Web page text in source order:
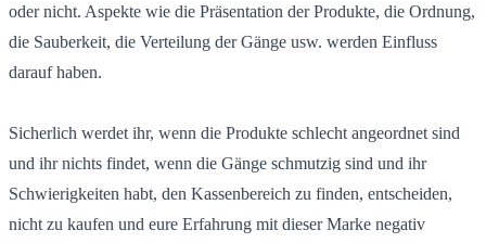
oder nicht. Aspekte wie die Präsentation der Produkte, die Ordnung,
die Sauberkeit, die Verteilung der Gänge usw. werden Einfluss
darauf haben.
Sicherlich werdet ihr, wenn die Produkte schlecht angeordnet sind
und ihr nichts findet, wenn die Gänge schmutzig sind und ihr
Schwierigkeiten habt, den Kassenbereich zu finden, entscheiden,
nicht zu kaufen und eure Erfahrung mit dieser Marke negativ